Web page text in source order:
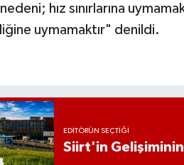
hız sınırlarına
uymamaktır" denildi.
EDITÖRÜN SEÇTIĞI
Siirt'in Gelişiminin